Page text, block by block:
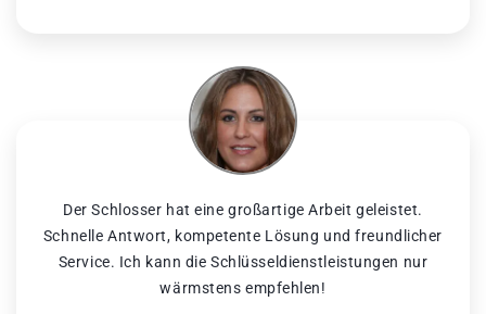
Der Schlosser hat eine großartige Arbeit geleistet.
Schnelle Antwort, kompetente Lösung und freundlicher
Service. Ich kann die Schlüsseldienstleistungen nur
wärmstens empfehlen!